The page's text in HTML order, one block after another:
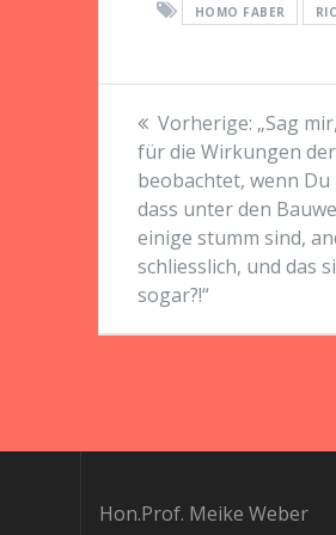
HOMO FABER
Vorherige:
Beitrag:
„Sag
für die Wirkungen
beobachtet, wenn
dass unter den
einige stumm sind,
schliesslich, und das
sogar?!“
Hon.Prof. Meike Weber